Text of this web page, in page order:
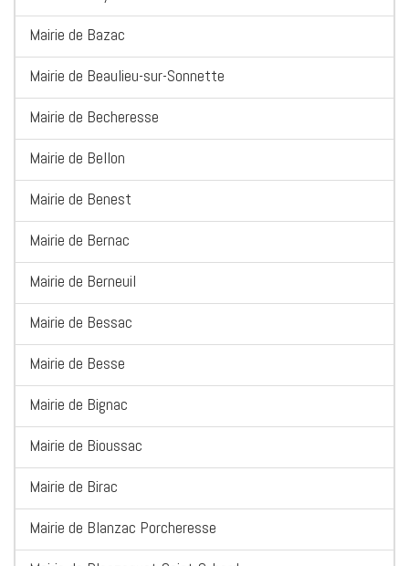
Mairie de Bazac
Mairie de Beaulieu-sur-Sonnette
Mairie de Becheresse
Mairie de Bellon
Mairie de Benest
Mairie de Bernac
Mairie de Berneuil
Mairie de Bessac
Mairie de Besse
Mairie de Bignac
Mairie de Bioussac
Mairie de Birac
Mairie de Blanzac Porcheresse